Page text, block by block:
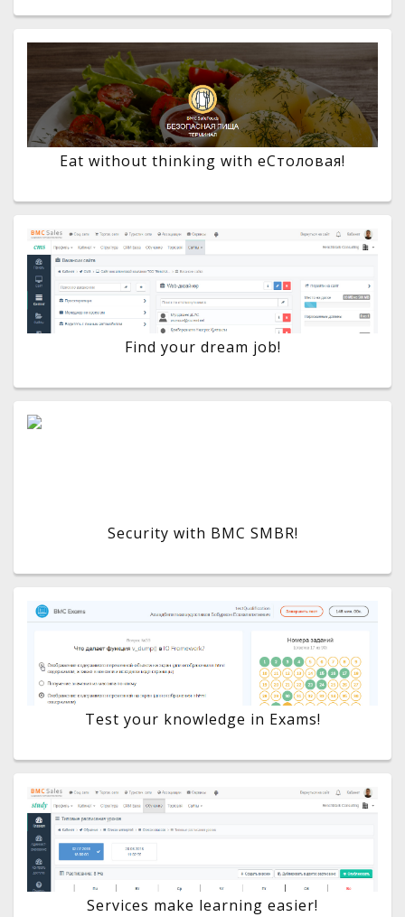
Eat without thinking with eСтоловая!
Find your dream job!
Security with BMC SMBR!
Test your knowledge in Exams!
Services make learning easier!